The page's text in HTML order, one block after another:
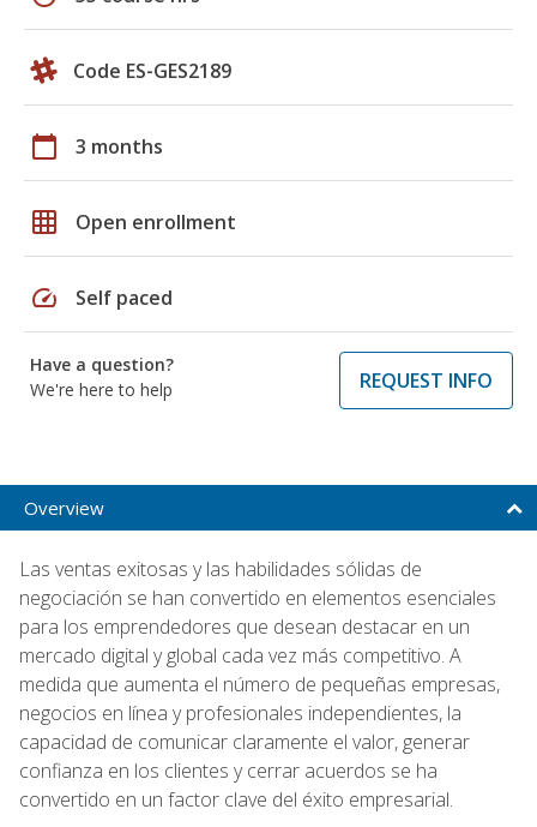
Code ES-GES2189
calendar_today 3 months
grid_on Open enrollment
speed Self paced
Have a question?
We're here to help
REQUEST INFO
Overview
Las ventas exitosas y las habilidades sólidas de
negociación se han convertido en elementos esenciales
para los emprendedores que desean destacar en un
mercado digital y global cada vez más competitivo. A
medida que aumenta el número de pequeñas empresas,
negocios en línea y profesionales independientes, la
capacidad de comunicar claramente el valor, generar
confianza en los clientes y cerrar acuerdos se ha
convertido en un factor clave del éxito empresarial.